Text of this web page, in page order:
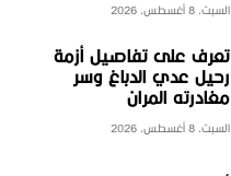
السبت، 8 أغسطس، 2026
تعرف على تفاصيل أزمة
رحيل عدي الدباغ وسر
مغادرته المران
السبت، 8 أغسطس، 2026